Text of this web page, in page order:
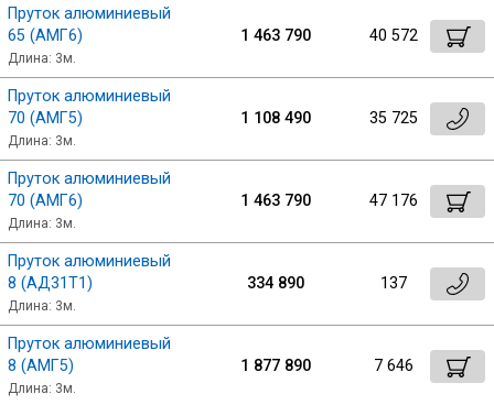
Пруток алюминиевый
65 (АМГ6)
Длина: 3м.
1 463 790 40 572
Пруток алюминиевый
70 (АМГ5)
Длина: 3м.
1 108 490 35 725
Пруток алюминиевый
70 (АМГ6)
Длина: 3м.
1 463 790 47 176
Пруток алюминиевый
8 (АД31Т1)
Длина: 3м.
334 890 137
Пруток алюминиевый
8 (АМГ5)
Длина: 3м.
1 877 890 7 646